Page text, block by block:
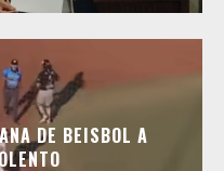
DE BEISBOL A